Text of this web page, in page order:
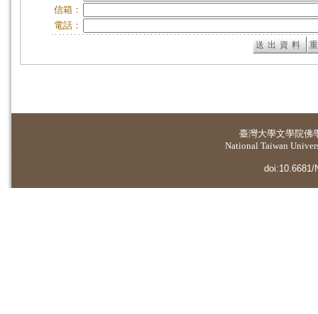
信箱：
電話：
臺灣大學文學院佛
National Taiwan
doi:10.6681/